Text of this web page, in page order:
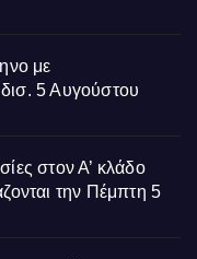
με
5 Αυγούστου
στον Α’ κλάδο
την Πέμπτη 5